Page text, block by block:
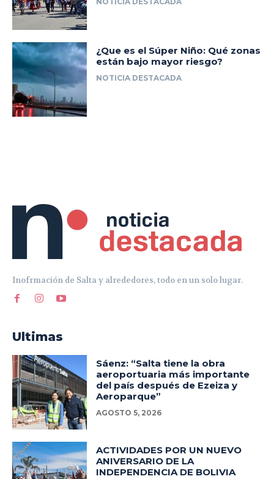
Inofrmación de Salta y alrededores, todo en un solo lugar.
Ultimas
Sáenz: “Salta tiene la obra
aeroportuaria más importante
del país después de Ezeiza y
Aeroparque”
AGOSTO 5, 2026
ACTIVIDADES POR UN NUEVO
ANIVERSARIO DE LA
INDEPENDENCIA DE BOLIVIA